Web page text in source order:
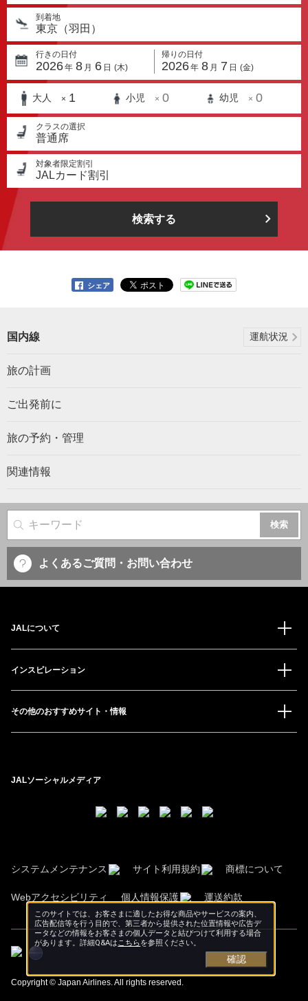
到着地
東京（羽田）
行きの日付
2026年 8 月 6 日 (木)
帰りの日付
2026年 8 月 7 日 (金)
大人 × 1 小児 × 0 幼児 × 0
クラスの選択
普通席
対象者限定割引
JALカード割引
検索する
シェア
国内線 運航状況
旅の計画
ご出発前に
旅の予約・管理
関連情報
サイト内検索
よくあるご質問・お問い合わせ
JALについて
インスピレーション
その他のおすすめサイト・情報
JALソーシャルメディア
システムメンテナンス サイト利用規約 商標について
Webアクセシビリティ 個人情報保護 運送約款
Copyright © Japan Airlines. All rights reserved.
このサイトでは、お客さまに適したお得な商品やサービスの案内、
広告配信等を行う目的で、第三者から提供された位置情報や広告デ
ータなどの情報をお客さまの個人データと結びつけて利用する場合
があります。詳細Q&Aはこちらを参照ください。
確認